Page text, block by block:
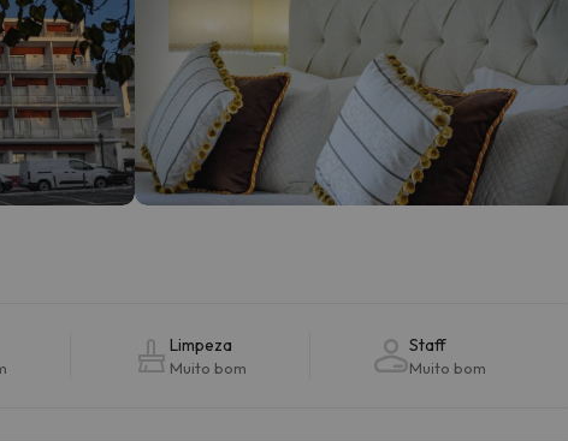
Limpeza
Muito bom
Staff
Muito bom